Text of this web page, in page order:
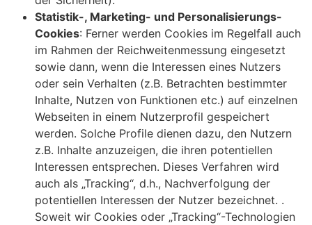
Statistik-, Marketing- und Personalisierungs-
Cookies: Ferner werden Cookies im Regelfall auch
im Rahmen der Reichweitenmessung eingesetzt
sowie dann, wenn die Interessen eines Nutzers
oder sein Verhalten (z.B. Betrachten bestimmter
Inhalte, Nutzen von Funktionen etc.) auf einzelnen
Webseiten in einem Nutzerprofil gespeichert
werden. Solche Profile dienen dazu, den Nutzern
z.B. Inhalte anzuzeigen, die ihren potentiellen
Interessen entsprechen. Dieses Verfahren wird
auch als „Tracking“, d.h., Nachverfolgung der
potentiellen Interessen der Nutzer bezeichnet. .
Soweit wir Cookies oder „Tracking“-Technologien